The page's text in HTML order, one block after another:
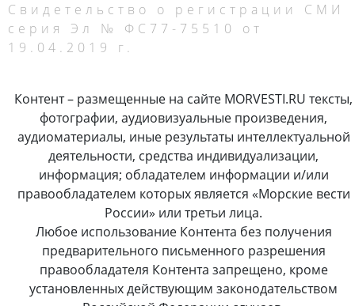
Свидетельство о регистрации СМИ
серия Эл № ФС77-75510 от
19.04.2019 г.
Контент – размещенные на сайте MORVESTI.RU тексты,
фотографии, аудиовизуальные произведения,
аудиоматериалы, иные результаты интеллектуальной
деятельности, средства индивидуализации,
информация; обладателем информации и/или
правообладателем которых является «Морские вести
России» или третьи лица.
Любое использование Контента без получения
предварительного письменного разрешения
правообладателя Контента запрещено, кроме
установленных действующим законодательством